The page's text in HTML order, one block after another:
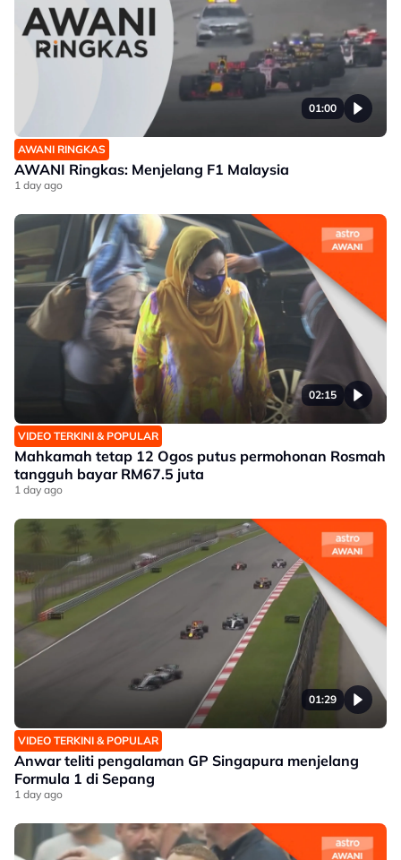
01:00
AWANI RINGKAS
AWANI Ringkas: Menjelang F1 Malaysia
1 day ago
02:15
VIDEO TERKINI & POPULAR
Mahkamah tetap 12 Ogos putus permohonan Rosmah
tangguh bayar RM67.5 juta
1 day ago
01:29
VIDEO TERKINI & POPULAR
Anwar teliti pengalaman GP Singapura menjelang
Formula 1 di Sepang
1 day ago